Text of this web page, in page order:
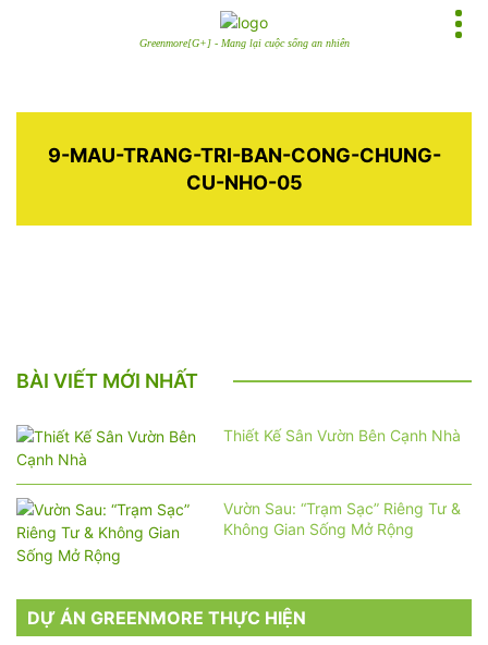
Greenmore[G+] - Mang lại cuộc sống an nhiên
9-MAU-TRANG-TRI-BAN-CONG-CHUNG-
CU-NHO-05
BÀI VIẾT MỚI NHẤT
Thiết Kế Sân Vườn Bên Cạnh Nhà
Vườn Sau: “Trạm Sạc” Riêng Tư &
Không Gian Sống Mở Rộng
DỰ ÁN GREENMORE THỰC HIỆN